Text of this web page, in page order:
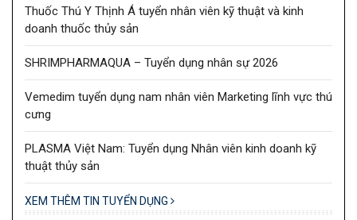
Thuốc Thú Y Thịnh Á tuyển nhân viên kỹ thuật và kinh
doanh thuốc thủy sản
SHRIMPHARMAQUA – Tuyển dụng nhân sự 2026
Vemedim tuyển dụng nam nhân viên Marketing lĩnh vực thú
cưng
PLASMA Việt Nam: Tuyển dụng Nhân viên kinh doanh kỹ
thuật thủy sản
XEM THÊM TIN TUYỂN DỤNG